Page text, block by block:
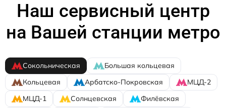
Наш сервисный центр
на Вашей станции метро
Сокольническая
Большая кольцевая
Кольцевая
Арбатско-Покровская
МЦД-2
МЦД-1
Солнцевская
Филёвская